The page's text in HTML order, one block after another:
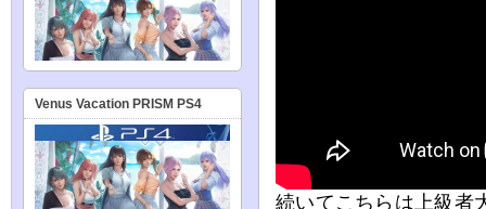
続いてこちらは上級者
Venus Vacation PRISM PS4